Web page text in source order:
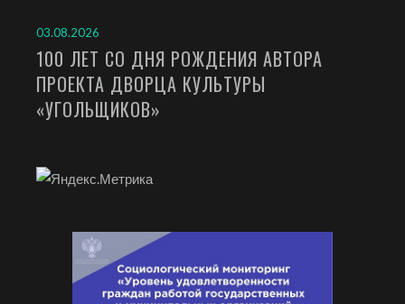
03.08.2026
100 ЛЕТ СО ДНЯ РОЖДЕНИЯ АВТОРА
ПРОЕКТА ДВОРЦА КУЛЬТУРЫ
«УГОЛЬЩИКОВ»